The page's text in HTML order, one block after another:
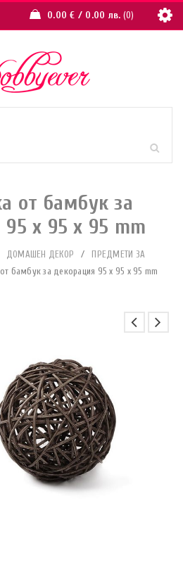
0.00€ / 0.00 лв. 0
от бамбук за
x 95 x 95 mm
ДОМАШЕН ДЕКОР /
ПРЕДМЕТИ ЗА
бамбук за декорация 95 x 95 x 95 mm